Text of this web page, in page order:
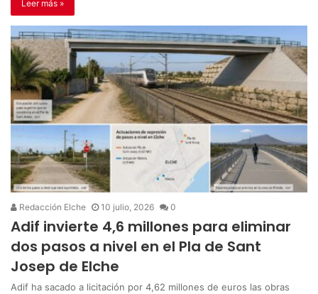
Leer más »
Redacción Elche 10 julio, 2026 0
Adif invierte 4,6 millones para eliminar
dos pasos a nivel en el Pla de Sant
Josep de Elche
Adif ha sacado a licitación por 4,62 millones de euros las obras